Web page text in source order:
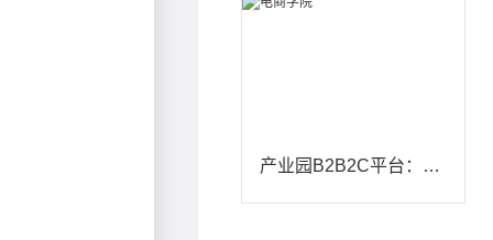
产业园B2B2C平台：数据要素驱动的园区经济新引擎——从数据资产化到产业增值闭环